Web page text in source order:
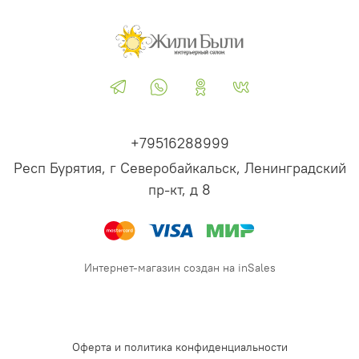
+79516288999
Респ Бурятия, г Северобайкальск, Ленинградский
пр-кт, д 8
Интернет-магазин создан на inSales
Оферта и политика конфиденциальности